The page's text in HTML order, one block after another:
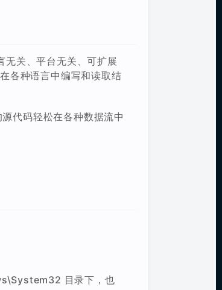
关、平台无关、可扩展
各种语言中编写和读取结
代码轻松在各种数据流中
目录下，也